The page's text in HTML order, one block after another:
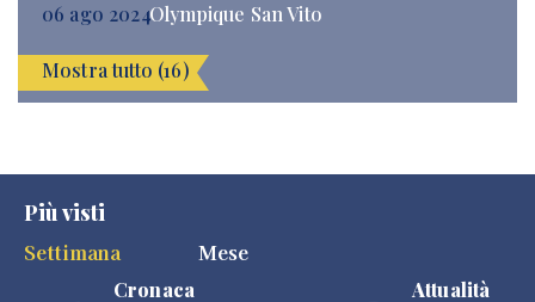
06 ago 2024Olympique San Vito
Mostra tutto (16)
Più visti
Settimana
Mese
Cronaca Attualità